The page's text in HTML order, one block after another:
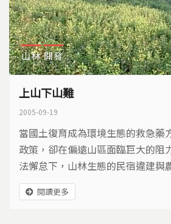
山林 開發
上山下山難
2005-09-19
當國土復育成為環境生態的救急藥
政策，卻在偏遠山區面臨巨大的阻
法懈怠下，山林生態的民宿違建與
居山的民眾在天災年年來襲，面對
難行，下山遷村無望、生活不易的
閱讀更多